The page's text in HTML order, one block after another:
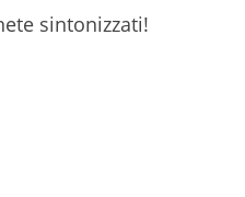
sintonizzati!